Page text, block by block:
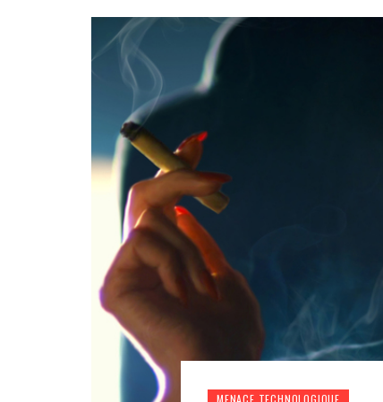
MENACE TECHNOLOGIQUE
BASCULEMENT
PROJETDYSTOPIE
JUILLET 2026
FARMER